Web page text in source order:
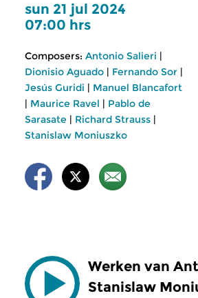
sun 21 jul 2024
07:00 hrs
Composers: Antonio Salieri |
Dionisio Aguado | Fernando Sor |
Jesús Guridi | Manuel Blancafort
| Maurice Ravel | Pablo de
Sarasate | Richard Strauss |
Stanislaw Moniuszko
Werken van
Stanislaw